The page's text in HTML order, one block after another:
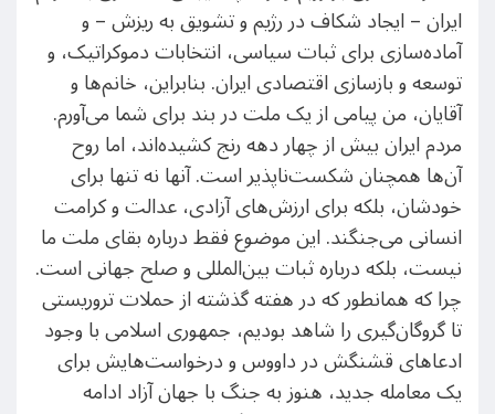
ایران – ایجاد شکاف در رژیم و تشویق به ریزش – و
آماده‌سازی برای ثبات سیاسی، انتخابات دموکراتیک، و
توسعه و بازسازی اقتصادی ایران. بنابراین، خانم‌ها و
آقایان، من پیامی از یک ملت در بند برای شما می‌آورم.
مردم ایران بیش از چهار دهه رنج کشیده‌اند، اما روح
آن‌ها همچنان شکست‌ناپذیر است. آنها نه تنها برای
خودشان، بلکه برای ارزش‌های آزادی، عدالت و کرامت
انسانی می‌جنگند. این موضوع فقط درباره بقای ملت ما
نیست، بلکه درباره ثبات بین‌المللی و صلح جهانی است.
چرا که همانطور که در هفته گذشته از حملات تروریستی
تا گروگان‌گیری را شاهد بودیم، جمهوری اسلامی با وجود
ادعاهای قشنگش در داووس و درخواست‌هایش برای
یک معامله جدید، هنوز به جنگ با جهان آزاد ادامه